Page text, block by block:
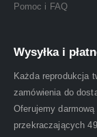
Pomoc i FAQ
Wysyłka i
Każda reprodukcja
zamówienia do
Oferujemy
przekraczających